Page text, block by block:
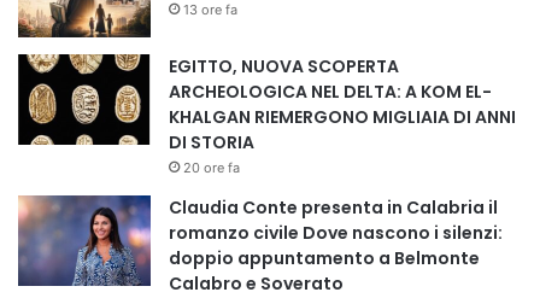
L’area di Moharram Bek, finora poco esplorata, si rivela
dunque un punto chiave per la ricostruzione della mappa
urbana dell’antica Alessandria. Gli archeologi sottolineano
che i lavori sono ancora in corso e che ulteriori scavi
potrebbero portare alla luce nuovi elementi, contribuendo
a completare il quadro storico della città.
13 ore fa
EGITTO, NUOVA SCOPERTA
ARCHEOLOGICA NEL DELTA: A KOM EL-
KHALGAN RIEMERGONO MIGLIAIA DI ANNI
DI STORIA
20 ore fa
Claudia Conte presenta in Calabria il
romanzo civile Dove nascono i silenzi:
doppio appuntamento a Belmonte
Calabro e Soverato